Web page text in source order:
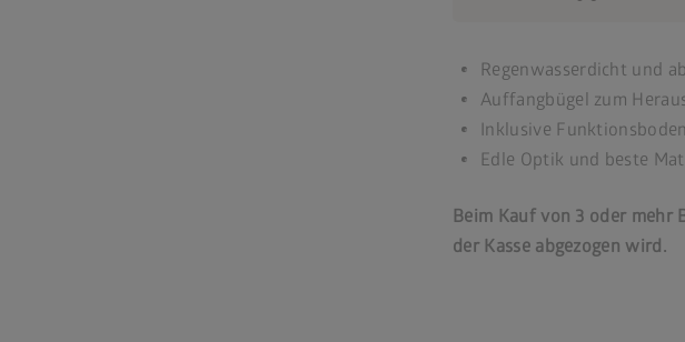
Regenwasserdicht und
Auffangbügel zum
Inklusive
Edle Optik und beste
Beim Kauf von 3 oder mehr
der Kasse abgezogen wird.